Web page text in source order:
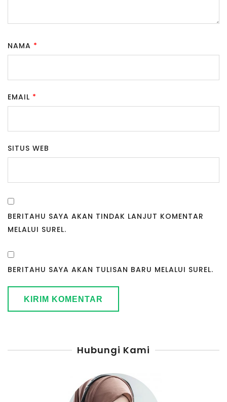
NAMA *
EMAIL *
SITUS WEB
BERITAHU SAYA AKAN TINDAK LANJUT KOMENTAR
MELALUI SUREL.
BERITAHU SAYA AKAN TULISAN BARU MELALUI SUREL.
Hubungi Kami